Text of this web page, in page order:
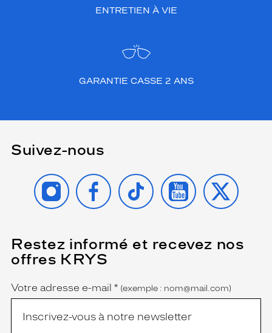
ENTRETIEN À VIE
GARANTIE CASSE 2 ANS
Suivez-nous
INSTAGRAMFACEBOOK
TIKTOK YOUTUBE
X
Restez informé et recevez nos
offres KRYS
Name
Votre adresse e-mail *
(Ce
champ
est
obligatoire)
(exemple : nom@mail.com)